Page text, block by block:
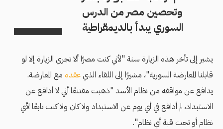
وتحصين مصر من الدرس
السوري يبدأ بالديمقراطية
يشير إلى تأخر هذه الزيارة سنة "لأني كنت مصرًا ألا تجري الزيارة إلا لو
قابلنا المعارضة السورية"، مشيرًا إلى اللقاء الذيعقده مع المعارضة.
يدافع عن مواقفه من نظام الأسد "ذهبت مقتنعًا أني لا أدافع عن
الاستبداد، لم أدافع في أي يوم عن الاستبداد ولا كان ولا كنت تابعًا لأي
نظام أو تحت قبة أي نظام".